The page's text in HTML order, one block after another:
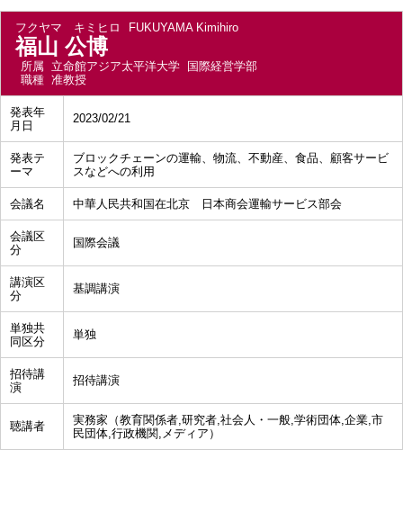
フクヤマ キミヒロ FUKUYAMA Kimihiro
福山 公博
所属 立命館アジア太平洋大学 国際経営学部
職種 准教授
発表年
月日
2023/02/21
発表テ
ーマ
ブロックチェーンの運輸、物流、不動産、食品、顧客サービ
スなどへの利用
会議名 中華人民共和国在北京 日本商会運輸サービス部会
会議区
分
国際会議
講演区
分
基調講演
単独共
同区分
単独
招待講
演
招待講演
聴講者
実務家（教育関係者,研究者,社会人・一般,学術団体,企業,市
民団体,行政機関,メディア）